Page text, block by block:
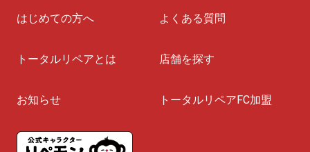
はじめての方へ よくある質問
トータルリペアとは 店舗を探す
お知らせ トータルリペアFC加盟